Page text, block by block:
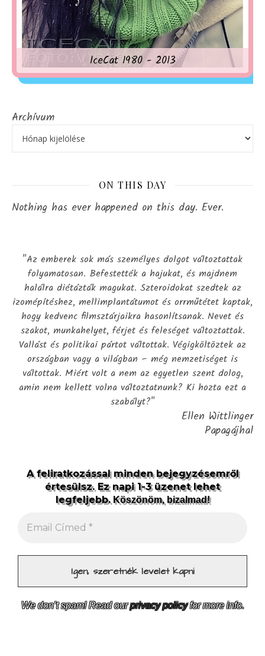
IceCat 1980 - 2013
Archívum
ON THIS DAY
Nothing has ever happened on this day. Ever.
"Az emberek sok más személyes dolgot változtattak
folyamatosan. Befestették a hajukat, és majdnem
halálra diétázták magukat. Szteroidokat szedtek az
izomépítéshez, mellimplantátumot és orrműtétet kaptak,
hogy kedvenc filmsztárjaikra hasonlítsanak. Nevet és
szakot, munkahelyet, férjet és feleséget változtattak.
Vallást és politikai pártot váltottak. Végigköltöztek az
országban vagy a világban – még nemzetiséget is
váltottak. Miért volt a nem az egyetlen szent dolog,
amin nem kellett volna változtatnunk? Ki hozta ezt a
szabályt?"
Ellen Wittlinger
Papagájhal
A feliratkozással minden bejegyzésemről
értesülsz. Ez napi 1-3 üzenet lehet
legfeljebb.Köszönöm, bizalmad!
We don’t spam! Read ourprivacy policyfor more info.